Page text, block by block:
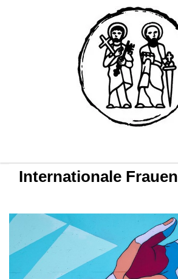
Internationale Frauen